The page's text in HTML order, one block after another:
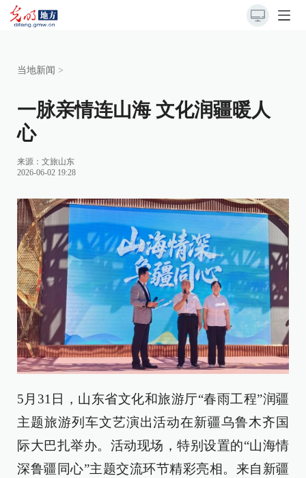
当地新闻 >
一脉亲情连山海 文化润疆暖人
心
来源： 文旅山东
2026-06-02 19:28
5月31日，山东省文化和旅游厅“春雨工程”润疆
主题旅游列车文艺演出活动在新疆乌鲁木齐国
际大巴扎举办。活动现场，特别设置的“山海情
深鲁疆同心”主题交流环节精彩亮相。来自新疆